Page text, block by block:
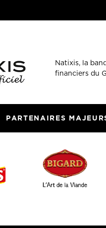
Natixis, la
financiers du
PARTENAIRES